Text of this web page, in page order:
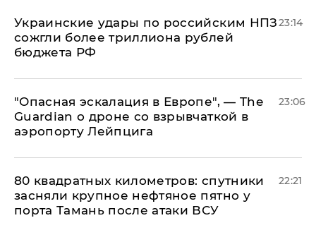
Украинские удары по российским НПЗ
сожгли более триллиона рублей
бюджета РФ
23:14
"Опасная эскалация в Европе", — The
Guardian о дроне со взрывчаткой в
аэропорту Лейпцига
23:06
80 квадратных километров: спутники
засняли крупное нефтяное пятно у
порта Тамань после атаки ВСУ
22:21